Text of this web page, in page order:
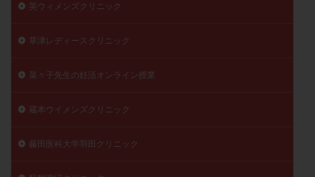
英ウィメンズクリニック
草津レディースクリニック
菜々子先生の妊活オンライン授業
蔵本ウイメンズクリニック
藤田医科大学羽田クリニック